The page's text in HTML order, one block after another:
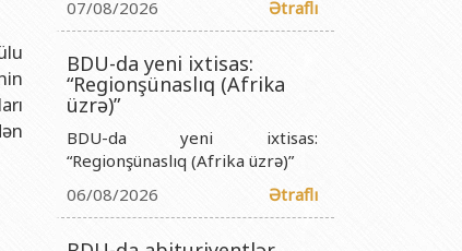
Publik Hüquqi Şəxsi
Publik Hüquqi Şəxsi
Publik Hüquqi Şəxsi
İnstitutu Publik Hüquqi Şəxsi
07/08/2026
Ətraflı
BDU-da yeni ixtisas:
“Regionşünaslıq (Afrika
üzrə)”
BDU-da yeni ixtisas:
“Regionşünaslıq (Afrika üzrə)”
06/08/2026
Ətraflı